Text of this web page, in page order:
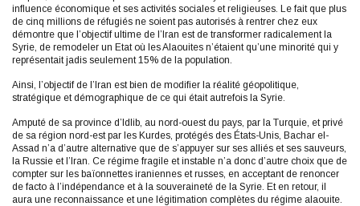
influence économique et ses activités sociales et religieuses. Le fait que plus
de cinq millions de réfugiés ne soient pas autorisés à rentrer chez eux
démontre que l’objectif ultime de l’Iran est de transformer radicalement la
Syrie, de remodeler un Etat où les Alaouites n’étaient qu’une minorité qui y
représentait jadis seulement 15% de la population.
Ainsi, l’objectif de l’Iran est bien de modifier la réalité géopolitique,
stratégique et démographique de ce qui était autrefois la Syrie.
Amputé de sa province d’Idlib, au nord-ouest du pays, par la Turquie, et privé
de sa région nord-est par les Kurdes, protégés des États-Unis, Bachar el-
Assad n’a d’autre alternative que de s’appuyer sur ses alliés et ses sauveurs,
la Russie et l’Iran. Ce régime fragile et instable n’a donc d’autre choix que de
compter sur les baïonnettes iraniennes et russes, en acceptant de renoncer
de facto à l’indépendance et à la souveraineté de la Syrie. Et en retour, il
aura une reconnaissance et une légitimation complètes du régime alaouite.